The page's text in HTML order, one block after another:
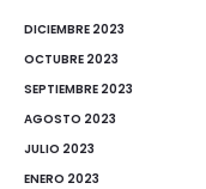
DICIEMBRE 2023
OCTUBRE 2023
SEPTIEMBRE 2023
AGOSTO 2023
JULIO 2023
ENERO 2023